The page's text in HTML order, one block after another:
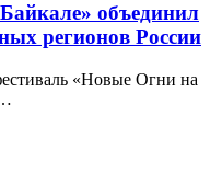
объединил
регионов России
«Новые Огни на